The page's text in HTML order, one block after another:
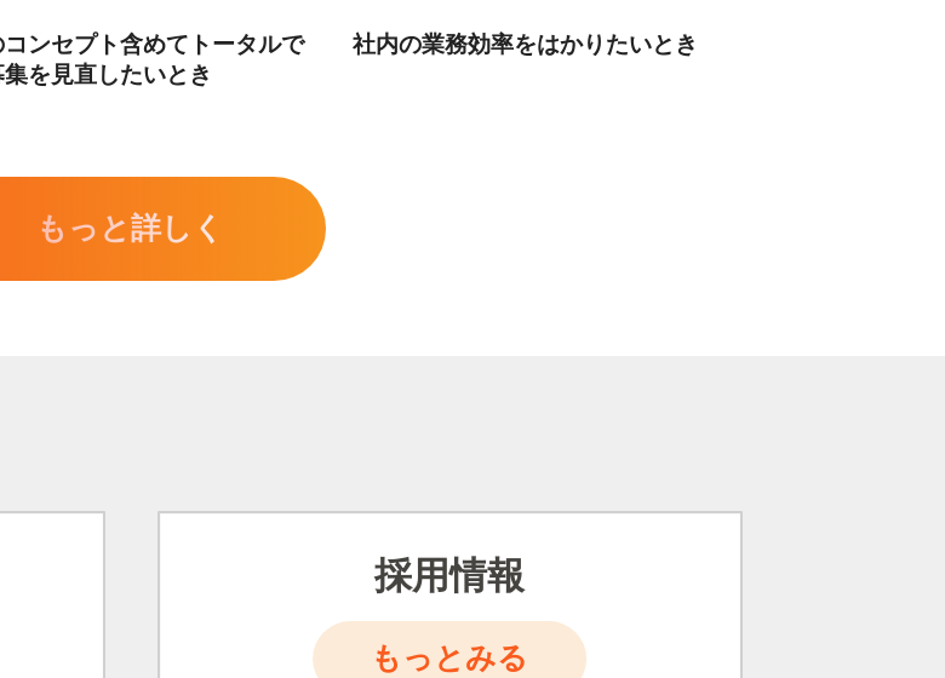
コンセプト含めてトータルで
を見直したいとき
社内の業務効率をはかりたいとき
もっと詳しく
採用情報
もっとみる